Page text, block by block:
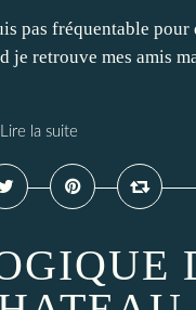
pas fréquentable
retrouve mes amis
Lire la suite